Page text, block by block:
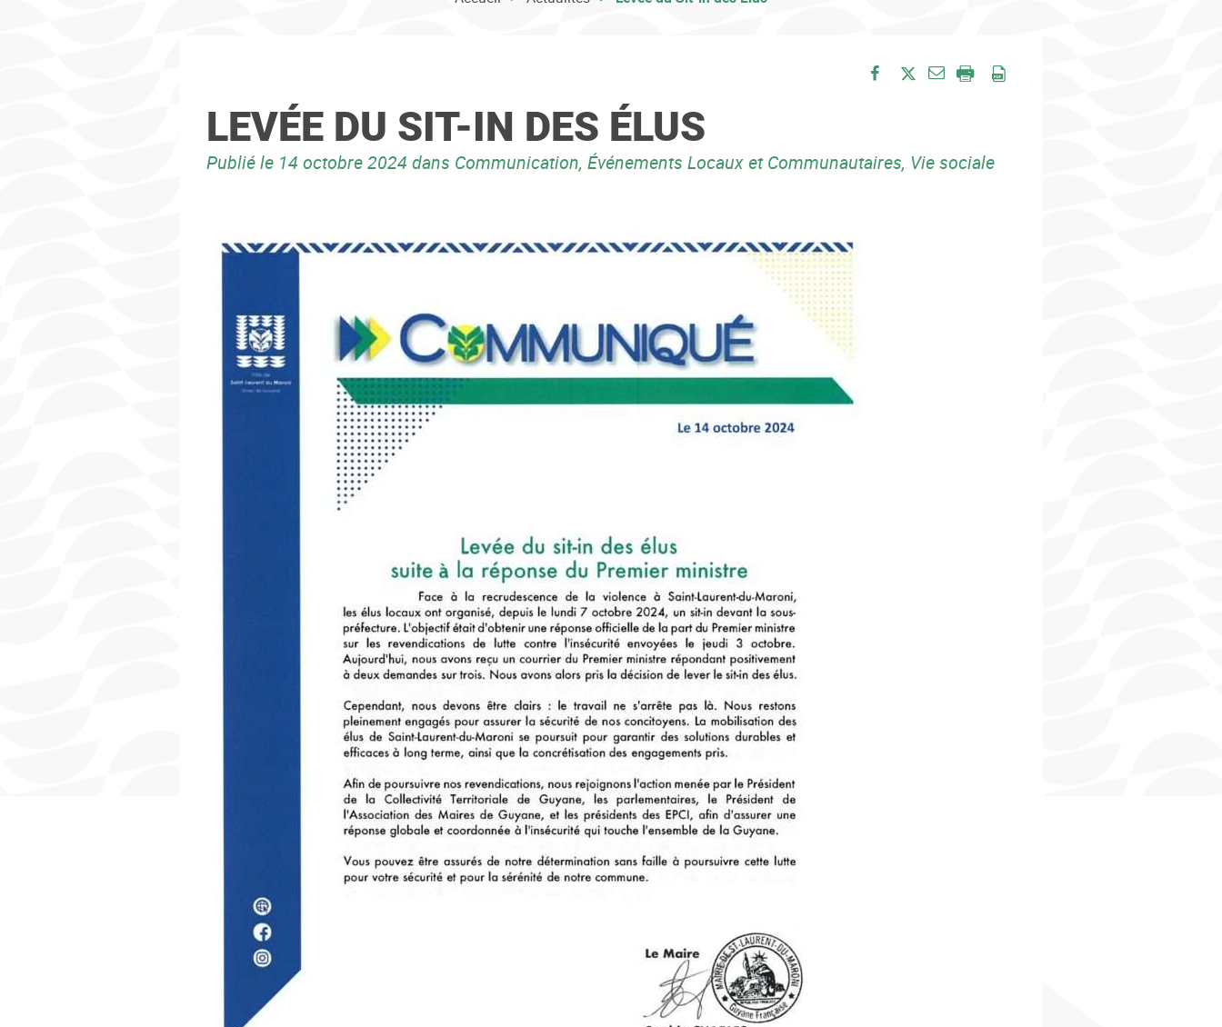
Partager sur Facebook
Partager sur Twitter
Envoyer par e-mail
Imprimer
LEVÉE DU SIT-IN DES ÉLUS
Publié le 14 octobre 2024 dans Communication, Événements Locaux et Communautaires, Vie sociale